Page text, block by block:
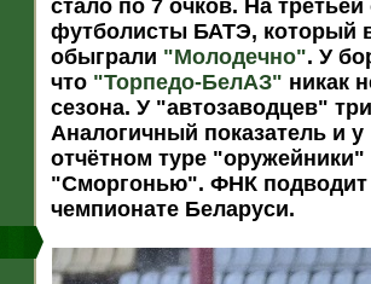
стало по 7 очков. На
футболисты БАТЭ, который
обыграли "Молодечно". У
что "Торпедо-БелАЗ" никак
сезона. У "автозаводцев"
Аналогичный показатель и у
отчётном туре
"Сморгонью". ФНК подводит
чемпионате Беларуси.